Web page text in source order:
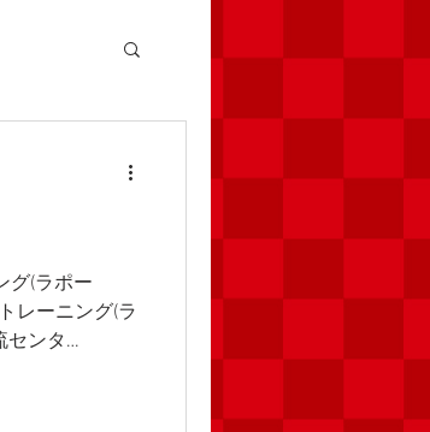
グ(ラポー
レーニング(ラ
センタ